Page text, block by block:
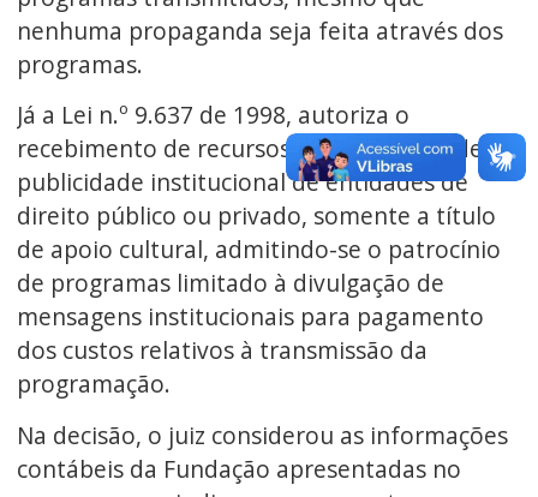
nenhuma propaganda seja feita através dos
programas.
Já a Lei n.º 9.637 de 1998, autoriza o
recebimento de recursos e a veiculação de
publicidade institucional de entidades de
direito público ou privado, somente a título
de apoio cultural, admitindo-se o patrocínio
de programas limitado à divulgação de
mensagens institucionais para pagamento
dos custos relativos à transmissão da
programação.
Na decisão, o juiz considerou as informações
contábeis da Fundação apresentadas no